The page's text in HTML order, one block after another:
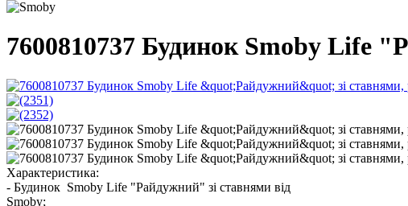
7600810737 Будинок Smoby Life
Характеристика:
- Будинок Smoby Life "Райдужний" зі ставнями від
Smoby;